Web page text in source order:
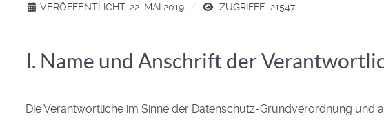
VERÖFFENTLICHT: 22. MAI 2019 ZUGRIFFE: 21547
I. Name und Anschrift der
Die Verantwortliche im Sinne der Datenschutz-Grundverordnung und